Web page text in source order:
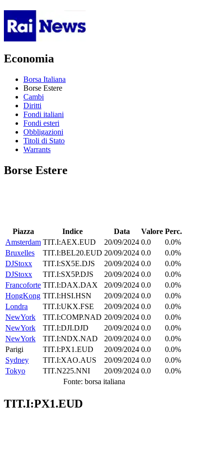
Economia
Borsa Italiana
Borse Estere
Cambi
Diritti
Fondi italiani
Fondi esteri
Obbligazioni
Titoli di Stato
Warrants
Borse Estere
Piazza Indice Data Valore Perc.
Amsterdam TIT.I:AEX.EUD 20/09/2024 0.0
0.0%
Bruxelles
TIT.I:BEL20.EUD 20/09/2024 0.0
0.0%
DJStoxx
TIT.I:SX5E.DJS 20/09/2024 0.0
0.0%
DJStoxx
TIT.I:SX5P.DJS 20/09/2024 0.0
0.0%
Francoforte TIT.I:DAX.DAX 20/09/2024 0.0
0.0%
HongKong TIT.I:HSI.HSN 20/09/2024 0.0
0.0%
Londra
TIT.I:UKX.FSE 20/09/2024 0.0
0.0%
NewYork
TIT.I:COMP.NAD 20/09/2024 0.0
0.0%
NewYork
TIT.I:DJI.DJD 20/09/2024 0.0
0.0%
NewYork
TIT.I:NDX.NAD 20/09/2024 0.0
0.0%
Parigi
TIT.I:PX1.EUD 20/09/2024 0.0
0.0%
Sydney
TIT.I:XAO.AUS 20/09/2024 0.0
0.0%
Tokyo
TIT.N225.NNI 20/09/2024 0.0
0.0%
Fonte: borsa italiana
TIT.I:PX1.EUD